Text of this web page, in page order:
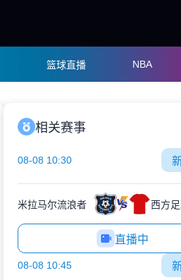
篮球直播 NBA
相关赛事
08-08 10:30
米拉马尔流浪者 西方
直播中
08-08 10:45